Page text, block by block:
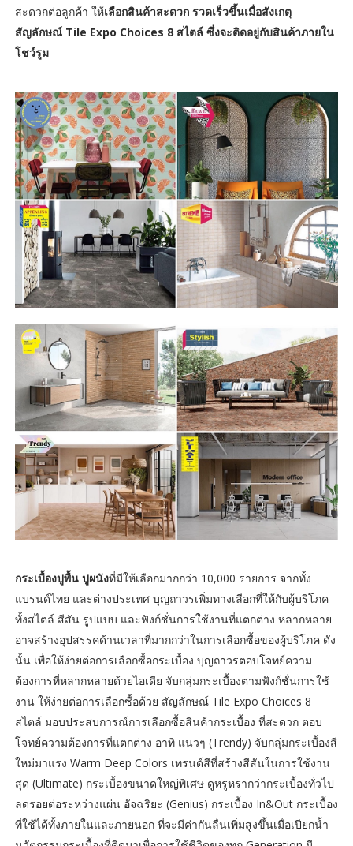
สะดวกต่อลูกค้า ให้เลือกสินค้าสะดวก รวดเร็วขึ้นเมื่อสังเกตุ
สัญลักษณ์ Tile Expo Choices 8 สไตล์ ซึ่งจะติดอยู่กับสินค้าภายใน
โชว์รูม
กระเบื้องปูพื้น ปูผนังที่มีให้เลือกมากกว่า 10,000 รายการ จากทั้ง
แบรนด์ไทย และต่างประเทศ บุญถาวรเพิ่มทางเลือกที่ให้กับผู้บริโภค
ทั้งสไตล์ สีสัน รูปแบบ และฟังก์ชั่นการใช้งานที่แตกต่าง หลากหลาย
อาจสร้างอุปสรรคด้านเวลาที่มากกว่าในการเลือกซื้อของผู้บริโภค ดัง
นั้น เพื่อให้ง่ายต่อการเลือกซื้อกระเบื้อง บุญถาวรตอบโจทย์ความ
ต้องการที่หลากหลายด้วยไอเดีย จับกลุ่มกระเบื้องตามฟังก์ชั่นการใช้
งาน ให้ง่ายต่อการเลือกซื้อด้วย สัญลักษณ์ Tile Expo Choices 8
สไตล์ มอบประสบการณ์การเลือกซื้อสินค้ากระเบื้อง ที่สะดวก ตอบ
โจทย์ความต้องการที่แตกต่าง อาทิ แนวๆ (Trendy) จับกลุ่มกระเบื้องสี
ใหม่มาแรง Warm Deep Colors เทรนด์สีที่สร้างสีสันในการใช้งาน
สุด (Ultimate) กระเบื้องขนาดใหญ่พิเศษ ดูหรูหรากว่ากระเบื้องทั่วไป
ลดรอยต่อระหว่างแผ่น อัจฉริยะ (Genius) กระเบื้อง In&Out กระเบื้อง
ที่ใช้ได้ทั้งภายในและภายนอก ที่จะมีค่ากันลื่นเพิ่มสูงขึ้นเมื่อเปียกน้ำ